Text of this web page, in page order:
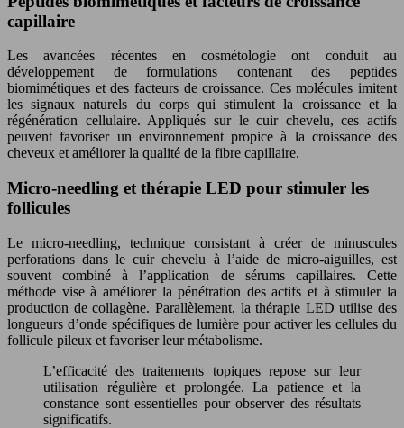
capillaire
Les avancées récentes en cosmétologie ont conduit au
développement de formulations contenant des peptides
biomimétiques et des facteurs de croissance. Ces molécules imitent
les signaux naturels du corps qui stimulent la croissance et la
régénération cellulaire. Appliqués sur le cuir chevelu, ces actifs
peuvent favoriser un environnement propice à la croissance des
cheveux et améliorer la qualité de la fibre capillaire.
Micro-needling et thérapie LED pour stimuler les
follicules
Le micro-needling, technique consistant à créer de minuscules
perforations dans le cuir chevelu à l’aide de micro-aiguilles, est
souvent combiné à l’application de sérums capillaires. Cette
méthode vise à améliorer la pénétration des actifs et à stimuler la
production de collagène. Parallèlement, la thérapie LED utilise des
longueurs d’onde spécifiques de lumière pour activer les cellules du
follicule pileux et favoriser leur métabolisme.
L’efficacité des traitements topiques repose sur leur
utilisation régulière et prolongée. La patience et la
constance sont essentielles pour observer des résultats
significatifs.